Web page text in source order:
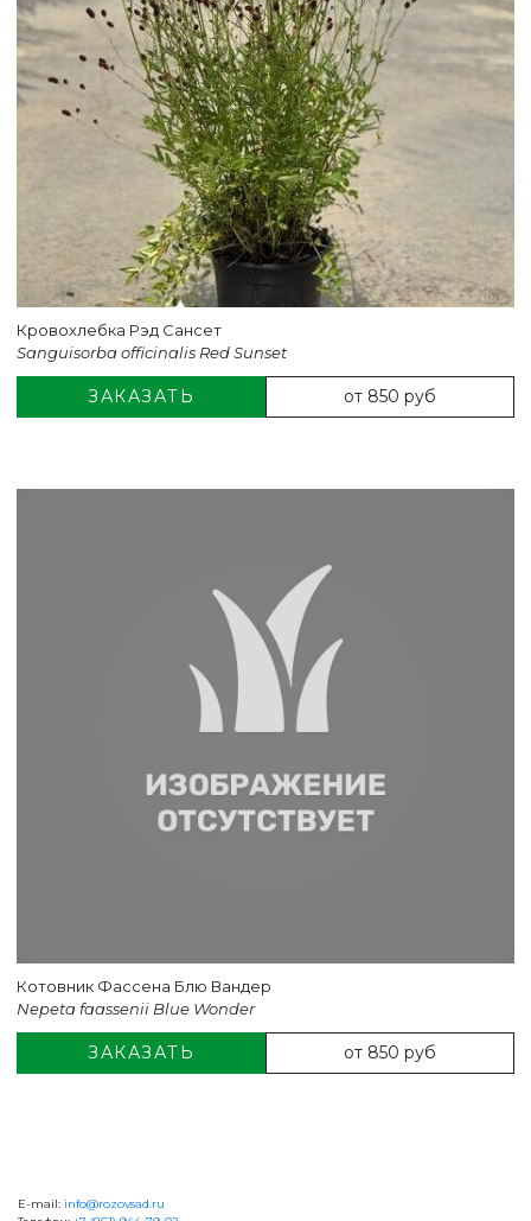
Кровохлебка Рэд Сансет
Sanguisorba officinalis Red Sunset
ЗАКАЗАТЬ от 850 руб
Котовник Фассена Блю Вандер
Nepeta faassenii Blue Wonder
ЗАКАЗАТЬ от 850 руб
E-mail: info@rozovsad.ru